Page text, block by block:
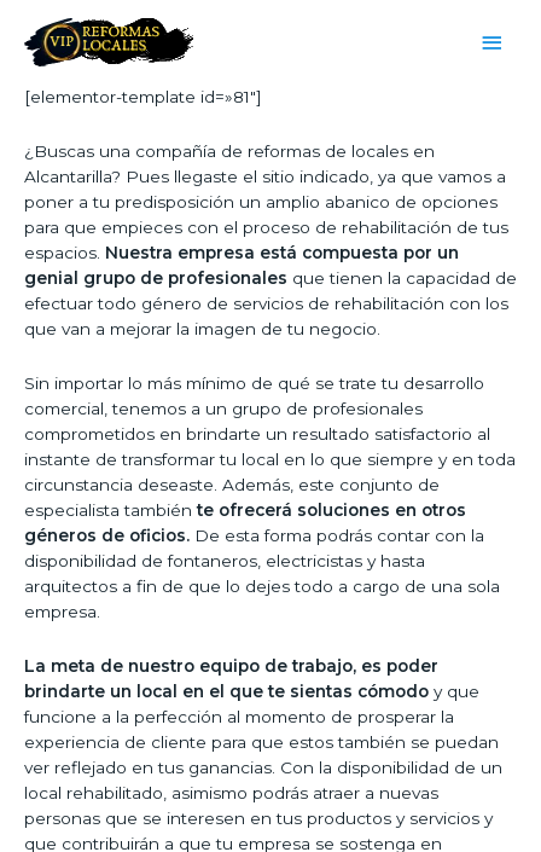
[elementor-template id=»81″]
¿Buscas una compañía de reformas de locales en
Alcantarilla? Pues llegaste el sitio indicado, ya que vamos a
poner a tu predisposición un amplio abanico de opciones
para que empieces con el proceso de rehabilitación de tus
espacios. Nuestra empresa está compuesta por un
genial grupo de profesionales que tienen la capacidad de
efectuar todo género de servicios de rehabilitación con los
que van a mejorar la imagen de tu negocio.
Sin importar lo más mínimo de qué se trate tu desarrollo
comercial, tenemos a un grupo de profesionales
comprometidos en brindarte un resultado satisfactorio al
instante de transformar tu local en lo que siempre y en toda
circunstancia deseaste. Además, este conjunto de
especialista tambiénte ofrecerá soluciones en otros
géneros de oficios. De esta forma podrás contar con la
disponibilidad de fontaneros, electricistas y hasta
arquitectos a fin de que lo dejes todo a cargo de una sola
empresa.
La meta de nuestro equipo de trabajo, es poder
brindarte un local en el que te sientas cómodo y que
funcione a la perfección al momento de prosperar la
experiencia de cliente para que estos también se puedan
ver reflejado en tus ganancias. Con la disponibilidad de un
local rehabilitado, asimismo podrás atraer a nuevas
personas que se interesen en tus productos y servicios y
que contribuirán a que tu empresa se sostenga en